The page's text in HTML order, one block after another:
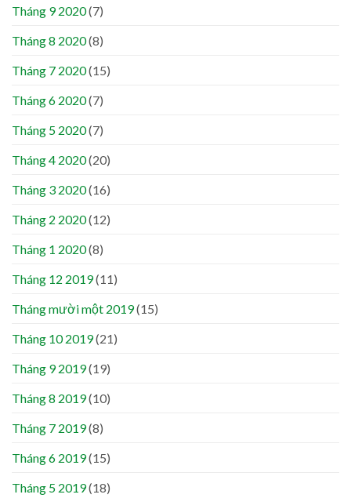
Tháng 9 2020(7)
Tháng 8 2020(8)
Tháng 7 2020(15)
Tháng 6 2020(7)
Tháng 5 2020(7)
Tháng 4 2020(20)
Tháng 3 2020(16)
Tháng 2 2020(12)
Tháng 1 2020(8)
Tháng 12 2019(11)
Tháng mười một 2019(15)
Tháng 10 2019(21)
Tháng 9 2019(19)
Tháng 8 2019(10)
Tháng 7 2019(8)
Tháng 6 2019(15)
Tháng 5 2019(18)